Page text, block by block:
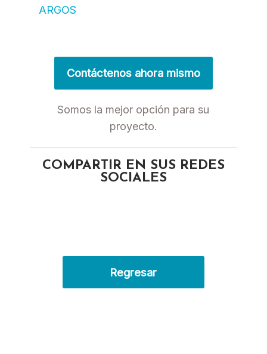
ARGOS
Contáctenos ahora mismo
Somos la mejor opción para su
proyecto.
COMPARTIR EN SUS REDES
SOCIALES
Regresar